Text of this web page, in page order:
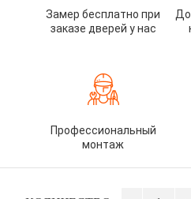
Замер бесплатно при
заказе дверей у нас
Профессиональный
монтаж